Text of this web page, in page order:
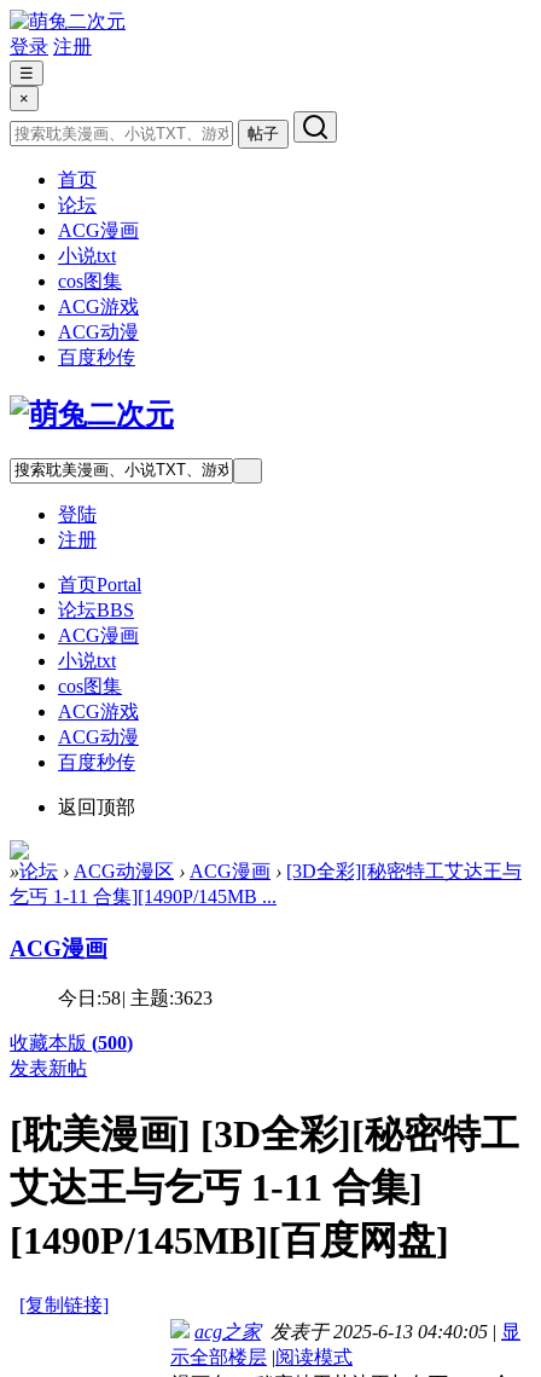
登录 注册
☰
×
帖子
首页
论坛
ACG漫画
小说txt
cos图集
ACG游戏
ACG动漫
百度秒传
登陆
注册
首页Portal
论坛BBS
ACG漫画
小说txt
cos图集
ACG游戏
ACG动漫
百度秒传
返回顶部
»论坛 › ACG动漫区 › ACG漫画 › [3D全彩][秘密特工艾达王与
乞丐 1-11 合集][1490P/145MB ...
ACG漫画
今日:58| 主题:3623
收藏本版 (500)
发表新帖
[耽美漫画] [3D全彩][秘密特工
艾达王与乞丐 1-11 合集]
[1490P/145MB][百度网盘]
[复制链接]
acg之家发表于 2025-6-13 04:40:05 | 显
示全部楼层 |阅读模式